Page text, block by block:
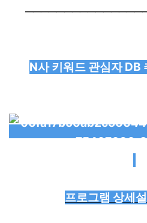
N사 키워드 관심자 DB
프로그램 상세